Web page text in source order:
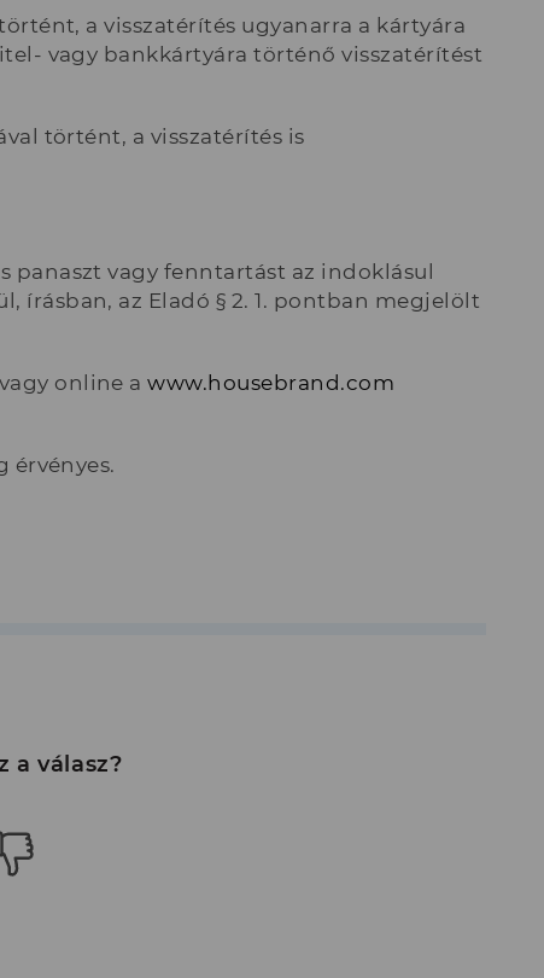
a visszatérítés ugyanarra a kártyára
vagy bankkártyára történő visszatérítést
történt, a visszatérítés is
panaszt vagy fenntartást az indoklásul
írásban, az Eladó § 2. 1. pontban megjelölt
online awww.housebrand.com
érvényes.
a válasz?